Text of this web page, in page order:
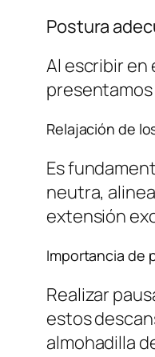
Postura
Al escribir en
Relajación de
Es
neutra,
extensión
Importancia de
Realizar
estos
almohadilla